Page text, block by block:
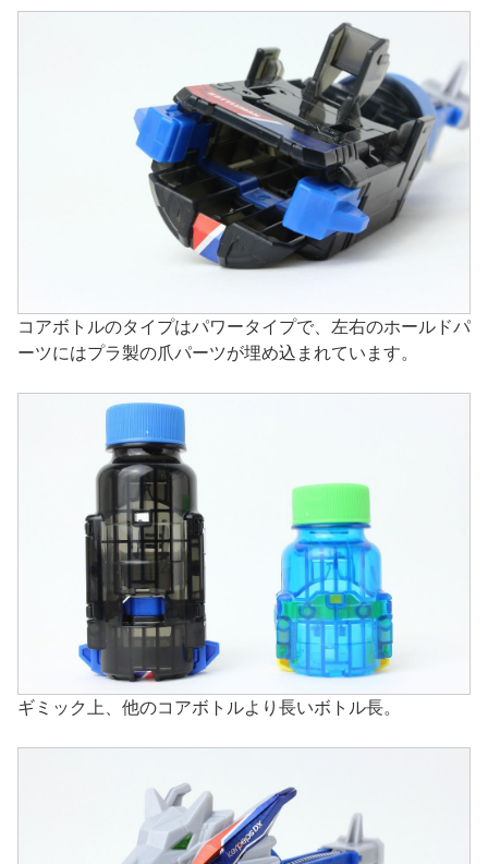
コアボトルのタイプはパワータイプで、左右のホールドパ
ーツにはプラ製の爪パーツが埋め込まれています。
ギミック上、他のコアボトルより長いボトル長。